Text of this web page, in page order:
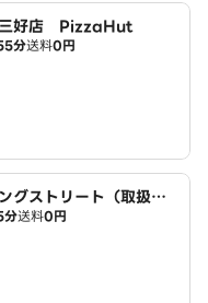
好店 PizzaHut
分送料0円
グストリート（取扱：
店）
送料0円